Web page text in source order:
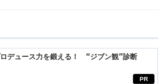
PR
ロデュース力を鍛える！ “ジブン観”診断